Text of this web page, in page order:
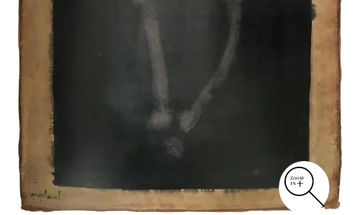
CONTACT